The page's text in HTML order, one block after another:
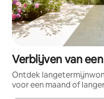
Verblijven van
Ontdek
voor een maand of